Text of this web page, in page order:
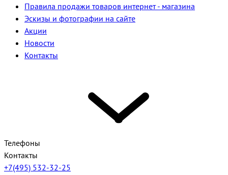
Правила продажи товаров интернет - магазина
Эскизы и фотографии на сайте
Акции
Новости
Контакты
Телефоны
Контакты
+7(495) 532-32-25